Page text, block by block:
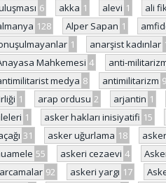
6 akka 1 alevi 1 ali
128 Alper Sapan 1
1 anarşist kadınlar
Mahkemesi 4 anti-
medya 8 antimilitarizm
1 arap ordusu 2 arjantin 1
1 asker hakları inisiyatifi 15
31 asker uğurlama 18
55 askeri cezaevi 4
92 askeri yargı 17